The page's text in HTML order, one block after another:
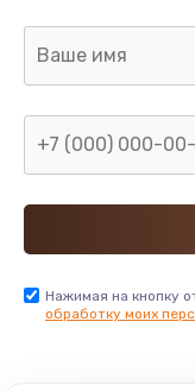
Нажимая на кнопку
обработку моих